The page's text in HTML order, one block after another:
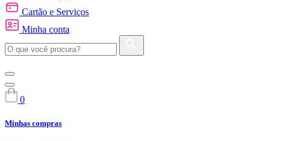
Cartão e Serviços
Minha conta
0
Minhas compras